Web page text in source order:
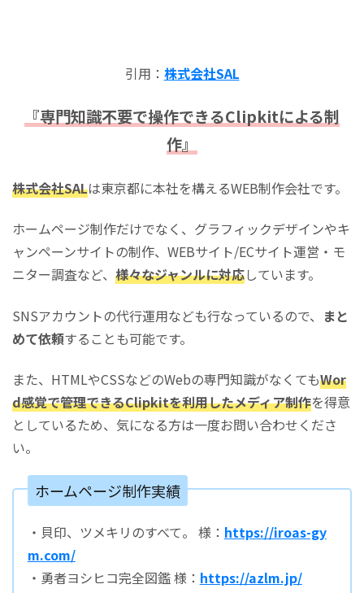
引用： 株式会社SAL
『専門知識不要で操作できるClipkitによる制
作』
株式会社SALは東京都に本社を構えるWEB制作会社です。
ホームページ制作だけでなく、グラフィックデザインやキ
ャンペーンサイトの制作、WEBサイト/ECサイト運営・モ
ニター調査など、 様々なジャンルに対応しています。
SNSアカウントの代行運用なども行なっているので、 まと
めて依頼することも可能です。
また、HTMLやCSSなどのWebの専門知識がなくてもWor
d感覚で管理できるClipkitを利用したメディア制作を得意
としているため、気になる方は一度お問い合わせくださ
い。
ホームページ制作実績
・貝印、ツメキリのすべて。 様： https://iroas-gy
m.com/
・勇者ヨシヒコ完全図鑑 様： https://azlm.jp/